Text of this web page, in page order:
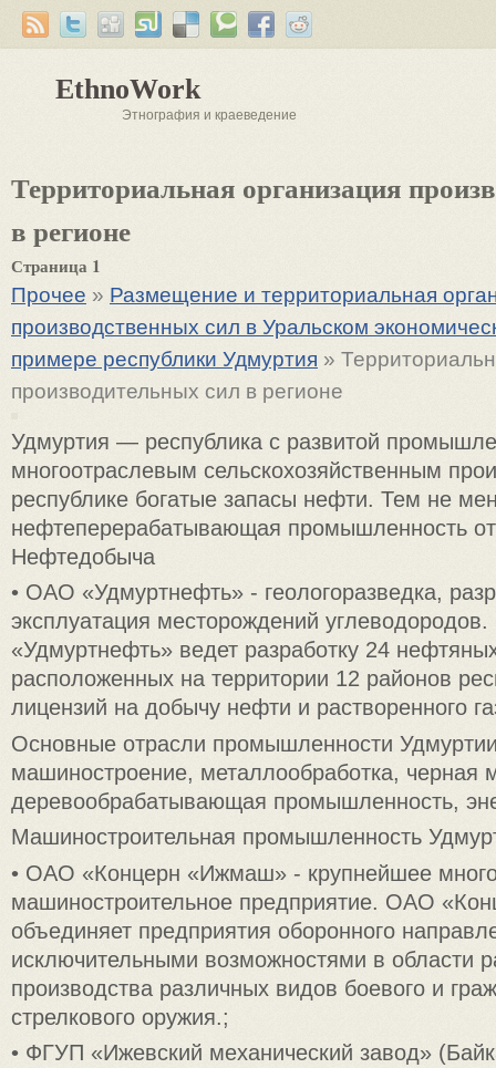
EthnoWork
Этнография и краеведение
Территориальная организация
в регионе
Страница 1
Прочее » Размещение и территориальная
производственных сил в Уральском
примере республики Удмуртия »
производительных сил в регионе
Удмуртия — республика с развитой
многоотраслевым сельскохозяйственным
республике богатые запасы нефти. Тем не
нефтеперерабатывающая промышленность
Нефтедобыча
• ОАО «Удмуртнефть» - геологоразведка,
эксплуатация месторождений
«Удмуртнефть» ведет разработку 24
расположенных на территории 12 районов
лицензий на добычу нефти и растворенного
Основные отрасли промышленности
машиностроение, металлообработка, черная
деревообрабатывающая промышленность,
Машиностроительная промышленность
• ОАО «Концерн «Ижмаш» - крупнейшее
машиностроительное предприятие. ОАО
объединяет предприятия оборонного
исключительными возможностями в области
производства различных видов боевого и
стрелкового оружия.;
• ФГУП «Ижевский механический завод»